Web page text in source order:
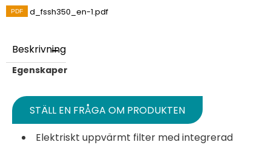
d_fssh350_en-1.pdf
Beskrivning
Egenskaper
STÄLL EN FRÅGA OM PRODUKTEN
Elektriskt uppvärmt filter med integrerad